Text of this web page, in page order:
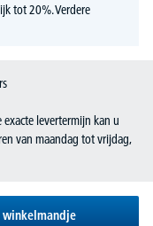
tot 20%.Verdere
exacte levertermijn kan u
van maandag tot vrijdag,
winkelmandje